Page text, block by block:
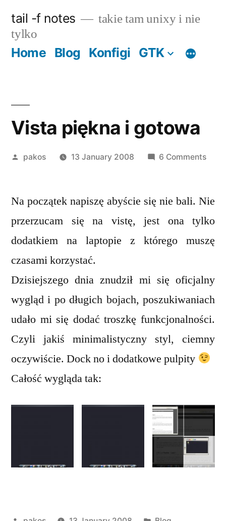
content
tail -f notes
takie tam unixy i nie
tylko
Home Blog Konfigi GTK
Vista piękna i gotowa
Posted
pakos 13 January 2008 6 Commentson
i
Na początek napiszę abyście się nie bali. Nie
przerzucam się na vistę, jest ona tylko
dodatkiem na laptopie z którego muszę
czasami korzystać.
Dzisiejszego dnia znudził mi się oficjalny
wygląd i po długich bojach, poszukiwaniach
udało mi się dodać troszkę funkcjonalności.
Czyli jakiś minimalistyczny styl, ciemny
oczywiście. Dock no i dodatkowe pulpity
Całość wygląda tak: